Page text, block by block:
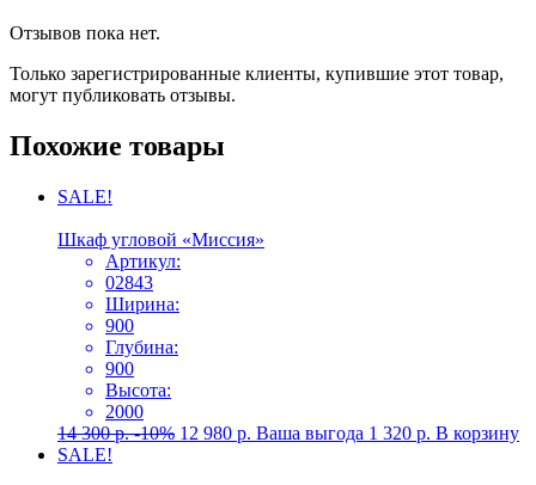
Отзывов пока нет.
Только зарегистрированные клиенты, купившие этот товар,
могут публиковать отзывы.
Похожие товары
SALE!
Шкаф угловой «Миссия»
Артикул:
02843
Ширина:
900
Глубина:
900
Высота:
2000
14 300р. -10% 12 980 р. Ваша выгода 1 320 р. В корзину
SALE!